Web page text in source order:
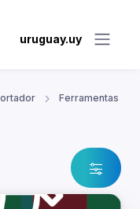
uruguay.uy
Ferramentas